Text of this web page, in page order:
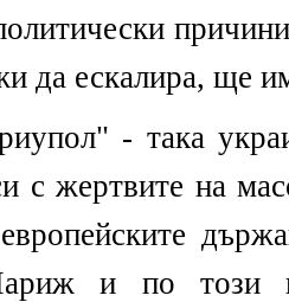
да ескалира, ще
- така
с жертвите на
и по този